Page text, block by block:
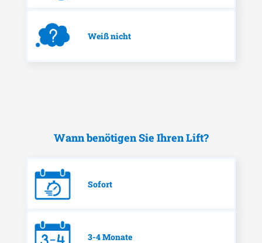
Weiß nicht
Wann benötigen Sie Ihren Lift?
Sofort
3-4 Monate